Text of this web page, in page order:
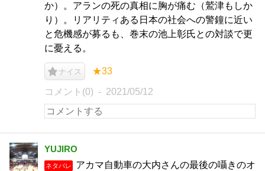
か）。アランの死の真相に胸が痛む（鷲津もしか
り）。リアリティある日本の社会への警鐘に近い
と危機感が募るも、巻末の池上彰氏との対談で更
に憂える。
ナイス ★33
コメント(0) 2021/05/12
YUJIRO
ネタバレ
アカマ自動車の大内さんの最後の囁きのオ